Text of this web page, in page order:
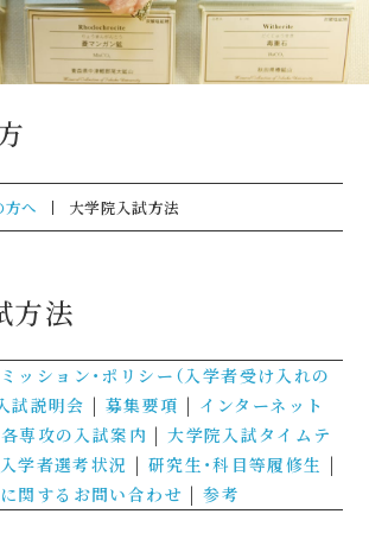
方へ 大学院入試方法
方法
ッション・ポリシー（入学者受け入れの
試説明会 | 募集要項 | インターネット
各専攻の入試案内 |大学院入試タイムテ
学者選考状況 | 研究生・科目等履修生 |
関するお問い合わせ |参考